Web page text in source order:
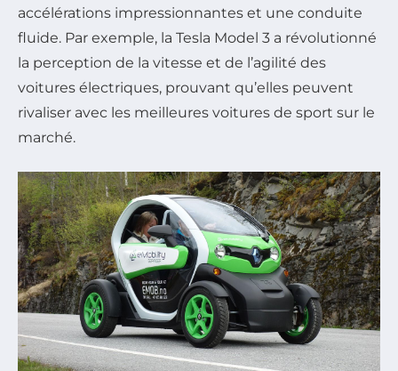
accélérations impressionnantes et une conduite
fluide. Par exemple, la Tesla Model 3 a révolutionné
la perception de la vitesse et de l’agilité des
voitures électriques, prouvant qu’elles peuvent
rivaliser avec les meilleures voitures de sport sur le
marché.